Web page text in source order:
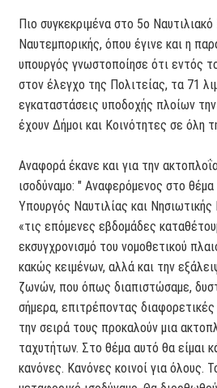
Πιο συγκεκριμένα στο 5ο
Ναυτεμπορικής, όπου έγινε και η
υπουργός γνωστοποίησε ότι εντός
στον έλεγχο της Πολιτείας, τα 71
εγκαταστάσεις υποδοχής πλοίων
έχουν Δήμοι και Κοινότητες σε όλη
Αναφορά έκανε και για την
ισοδύναμο: " Αναφερόμενος στο
Υπουργός Ναυτιλίας και Νησιωτικής
«τις επόμενες εβδομάδες
εκσυγχρονισμό του νομοθετικού
κακώς κειμένων, αλλά και την
ζωνών, που όπως διαπιστώσαμε,
σήμερα, επιτρέποντας διαφορετικές
την σειρά τους προκαλούν μια
ταχυτήτων. Στο θέμα αυτό θα είμαι
κανόνες. Κανόνες κοινοί για όλους.